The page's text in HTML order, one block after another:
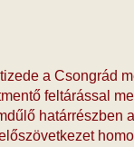
a Csongrád
feltárással
határrészben